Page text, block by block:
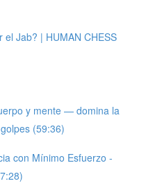
el Jab? | HUMAN CHESS
y mente — domina la
(59:36)
con Mínimo Esfuerzo -